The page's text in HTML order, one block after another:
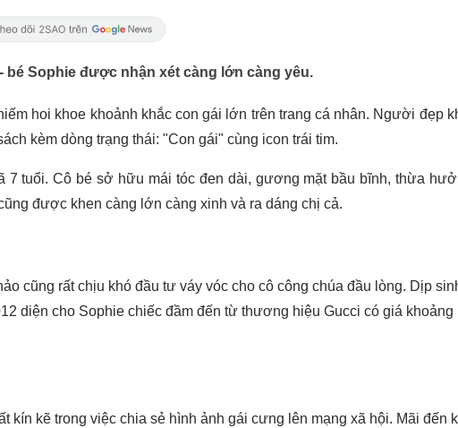
bé Sophie được nhận xét càng lớn càng yêu.
hoi khoe khoảnh khắc con gái lớn trên trang cá nhân. Người đẹp
kèm dòng trạng thái: "Con gái" cùng icon trái tim.
7 tuổi. Cô bé sở hữu mái tóc đen dài, gương mặt bầu bĩnh, thừa
được khen càng lớn càng xinh và ra dáng chị cả.
cũng rất chịu khó đầu tư váy vóc cho cô công chúa đầu lòng. Dịp
diện cho Sophie chiếc đầm đến từ thương hiệu Gucci có giá khoảng
kín kẽ trong việc chia sẻ hình ảnh gái cưng lên mạng xã hội. Mãi đến